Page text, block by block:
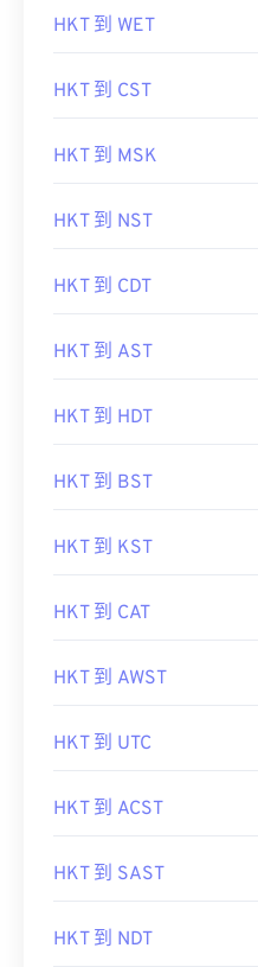
HKT 到 WET
HKT 到 CST
HKT 到 MSK
HKT 到 NST
HKT 到 CDT
HKT 到 AST
HKT 到 HDT
HKT 到 BST
HKT 到 KST
HKT 到 CAT
HKT 到 AWST
HKT 到 UTC
HKT 到 ACST
HKT 到 SAST
HKT 到 NDT